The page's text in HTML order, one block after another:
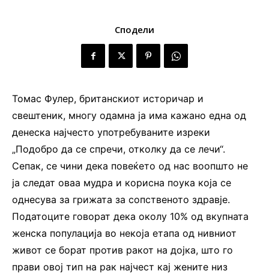
Сподели
Томас Фулер, британскиот историчар и
свештеник, многу одамна ја има кажано една од
денеска најчесто употребуваните изреки
„Подобро да се спречи, отколку да се лечи“.
Сепак, се чини дека повеќето од нас воопшто не
ја следат оваа мудра и корисна поука која се
однесува за грижата за сопственото здравје.
Податоците говорат дека околу 10% од вкупната
женска популација во некоја етапа од нивниот
живот се борат против ракот на дојка, што го
прави овој тип на рак најчест кај жените низ